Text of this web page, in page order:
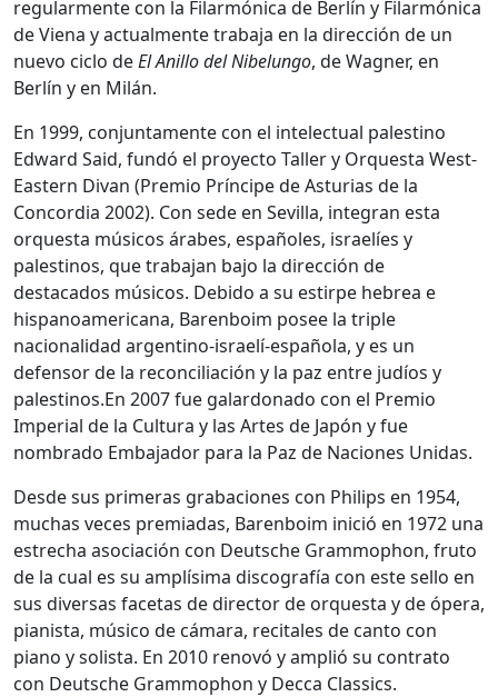
regularmente con la Filarmónica de Berlín y Filarmónica
de Viena y actualmente trabaja en la dirección de un
nuevo ciclo deEl Anillo del Nibelungo, de Wagner, en
Berlín y en Milán.
En 1999, conjuntamente con el intelectual palestino
Edward Said, fundó el proyecto Taller y Orquesta West-
Eastern Divan (Premio Príncipe de Asturias de la
Concordia 2002). Con sede en Sevilla, integran esta
orquesta músicos árabes, españoles, israelíes y
palestinos, que trabajan bajo la dirección de
destacados músicos. Debido a su estirpe hebrea e
hispanoamericana, Barenboim posee la triple
nacionalidad argentino-israelí-española, y es un
defensor de la reconciliación y la paz entre judíos y
palestinos.En 2007 fue galardonado con el Premio
Imperial de la Cultura y las Artes de Japón y fue
nombrado Embajador para la Paz de Naciones Unidas.
Desde sus primeras grabaciones con Philips en 1954,
muchas veces premiadas, Barenboim inició en 1972 una
estrecha asociación con Deutsche Grammophon, fruto
de la cual es su amplísima discografía con este sello en
sus diversas facetas de director de orquesta y de ópera,
pianista, músico de cámara, recitales de canto con
piano y solista. En 2010 renovó y amplió su contrato
con Deutsche Grammophon y Decca Classics.